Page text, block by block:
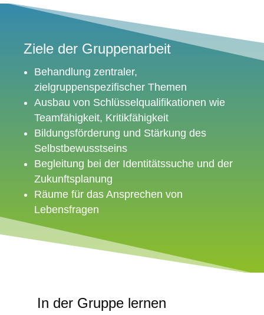
Ziele der Gruppenarbeit
Behandlung zentraler,
zielgruppenspezifischer Themen
Ausbau von Schlüsselqualifikationen wie
Teamfähigkeit, Kritikfähigkeit
Bildungsförderung und Stärkung des
Selbstbewusstseins
Begleitung bei der Identitätssuche und der
Zukunftsplanung
Räume für das Ansprechen von
Lebensfragen
In der Gruppe lernen